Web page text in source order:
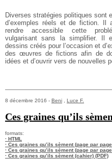
Diverses stratégies politiques sont
d’exemples réels et de fiction. Il
rendre accessible cette
vulgarisant sans la simplifier. Il
dessins créés pour l’occasion et
des œuvres de fictions afin de
idées et d’ouvrir vers de nouvelles
8 décembre 2016 - Beni Luce F.
Ces graines qu’ils
formats:
· HTML
· Ces graines qu’ils sèment (page par
· Ces graines qu’ils sèment (page par page
· Ces graines qu’ils sèment (cahier) (PDF)